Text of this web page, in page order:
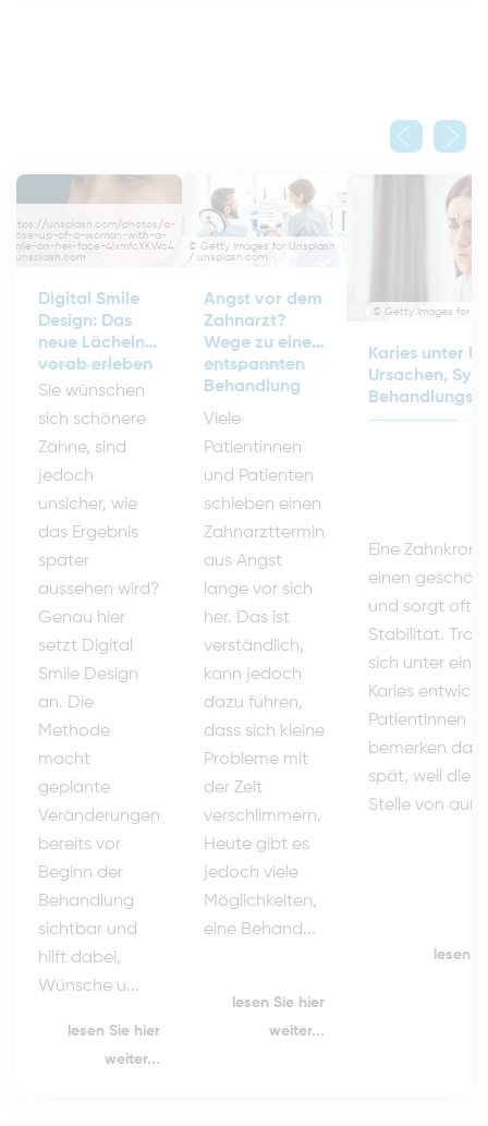
https://unsplash.com/photos/a-
close-up-of-a-woman-with-a-
smile-on-her-face-4lxmfcXKWc4
/ unsplash.com
Digital Smile
Design: Das
neue Lächeln
vorab erleben
Sie wünschen
sich schönere
Zähne, sind
jedoch
unsicher, wie
das Ergebnis
später
aussehen wird?
Genau hier
setzt Digital
Smile Design
an. Die
Methode
macht
geplante
Veränderungen
bereits vor
Beginn der
Behandlung
sichtbar und
hilft dabei,
Wünsche u...
lesen Sie hier
weiter...
© Getty Images for Unsplash
/ unsplash.com
Angst vor dem
Zahnarzt?
Wege zu einer
entspannten
Behandlung
Viele
Patientinnen
und Patienten
schieben einen
Zahnarzttermin
aus Angst
lange vor sich
her. Das ist
verständlich,
kann jedoch
dazu führen,
dass sich kleine
Probleme mit
der Zeit
verschlimmern.
Heute gibt es
jedoch viele
Möglichkeiten,
eine Behand...
lesen Sie hier
weiter...
© Getty Images for
Karies unter
Ursachen,
Eine
einen
und sorgt oft
Stabilität.
sich unter
Karies
Patientinnen
bemerken das
spät, weil die
Stelle von
lesen